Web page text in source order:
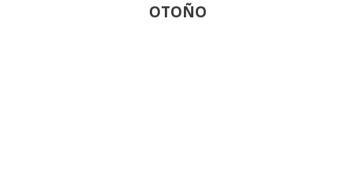
OTOÑO